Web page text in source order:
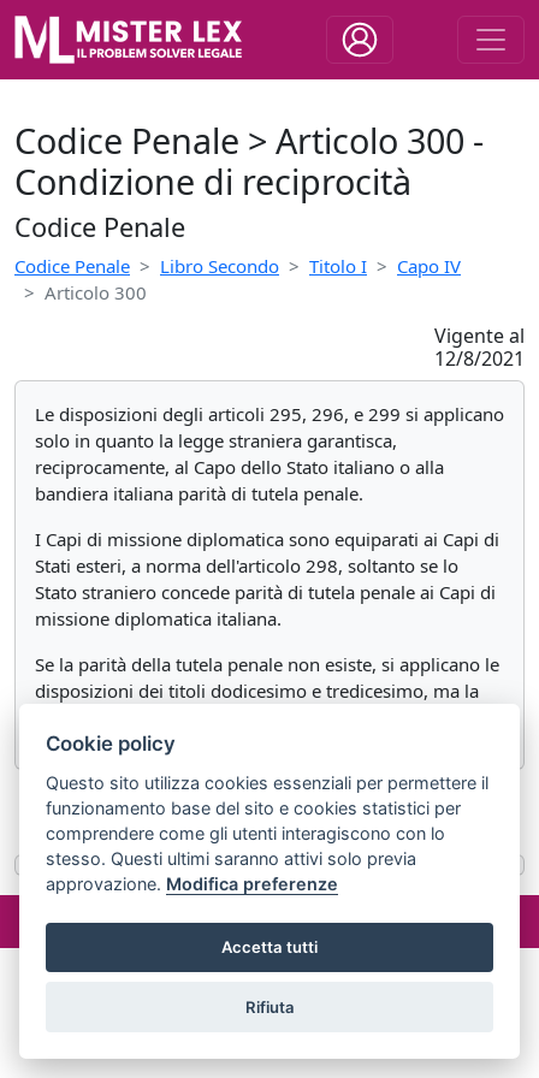
Codice Penale > Articolo 300 -
Condizione di reciprocità
Codice Penale
Codice Penale Libro Secondo Titolo I
Capo IV
Articolo 300
Vigente al
12/8/2021
Le disposizioni degli articoli 295, 296, e 299 si applicano
solo in quanto la legge straniera garantisca,
reciprocamente, al Capo dello Stato italiano o alla
bandiera italiana parità di tutela penale.
I Capi di missione diplomatica sono equiparati ai Capi di
Stati esteri, a norma dell'articolo 298, soltanto se lo
Stato straniero concede parità di tutela penale ai Capi di
missione diplomatica italiana.
Se la parità della tutela penale non esiste, si applicano le
disposizioni dei titoli dodicesimo e tredicesimo, ma la
«Articolo 299 Articolo 301»
02029690472
Cookie policy
Questo sito utilizza cookies essenziali per permettere il
funzionamento base del sito e cookies statistici per
comprendere come gli utenti interagiscono con lo
stesso. Questi ultimi saranno attivi solo previa
approvazione. Modifica preferenze
Accetta tutti
Rifiuta